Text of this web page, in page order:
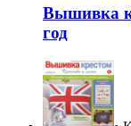
Вышивка
год